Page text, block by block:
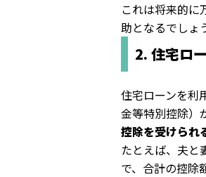
これは将来的に
助となるでしょ
2. 住宅ロ
住宅ローンを利
金等特別控除）
控除を受けられ
たとえば、夫と
で、合計の控除